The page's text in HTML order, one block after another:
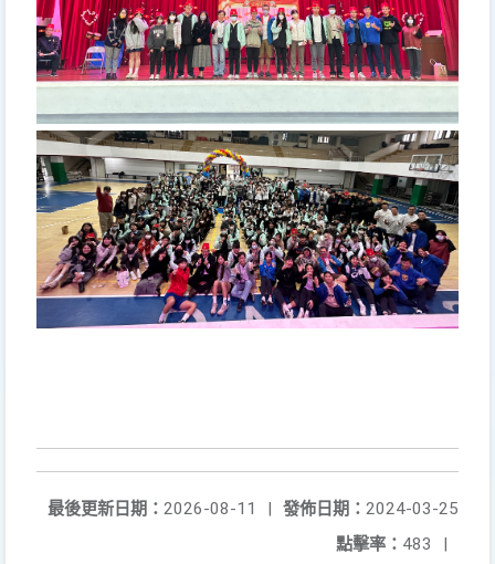
發佈日期： 2024-03-25
最後更新日期： 2026-08-11
|
點擊率： 483 |